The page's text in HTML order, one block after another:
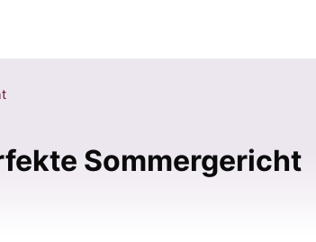
Sommergericht